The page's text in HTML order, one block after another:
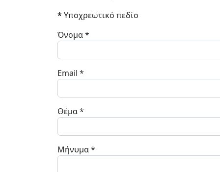
*Υποχρεωτικό πεδίο
Όνομα*
Email *
Θέμα*
Μήνυμα*